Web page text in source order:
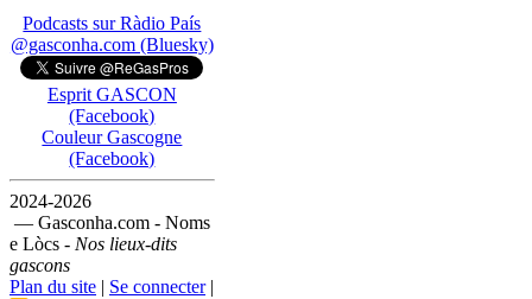
Podcasts sur Ràdio País
@gasconha.com (Bluesky)
Esprit GASCON
(Facebook)
Couleur Gascogne
(Facebook)
2024-2026
— Gasconha.com - Noms
e Lòcs - Nos lieux-dits
gascons
Plan du site | Se connecter|